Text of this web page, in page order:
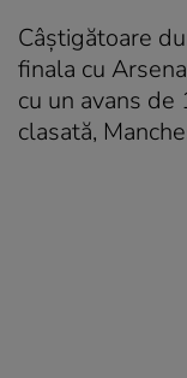
Câştigătoare
finala cu
cu un avans
clasată,